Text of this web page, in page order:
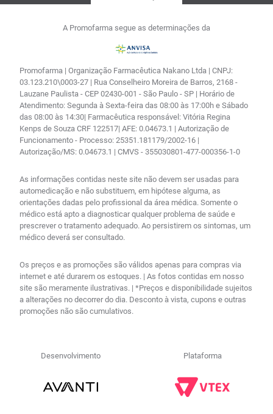
A Promofarma segue as determinações da
Promofarma | Organização Farmacêutica Nakano Ltda | CNPJ:
03.123.210\0003-27 | Rua Conselheiro Moreira de Barros, 2168 -
Lauzane Paulista - CEP 02430-001 - São Paulo - SP | Horário de
Atendimento: Segunda à Sexta-feira das 08:00 às 17:00h e Sábado
das 08:00 às 14:30| Farmacêutica responsável: Vitória Regina
Kenps de Souza CRF 122517| AFE: 0.04673.1 | Autorização de
Funcionamento - Processo: 25351.181179/2002-16 |
Autorização/MS: 0.04673.1 | CMVS - 355030801-477-000356-1-0
As informações contidas neste site não devem ser usadas para
automedicação e não substituem, em hipótese alguma, as
orientações dadas pelo profissional da área médica. Somente o
médico está apto a diagnosticar qualquer problema de saúde e
prescrever o tratamento adequado. Ao persistirem os sintomas, um
médico deverá ser consultado.
Os preços e as promoções são válidos apenas para compras via
internet e até durarem os estoques. | As fotos contidas em nosso
site são meramente ilustrativas. | *Preços e disponibilidade sujeitos
a alterações no decorrer do dia. Desconto à vista, cupons e outras
promoções não são cumulativos.
Desenvolvimento Plataforma